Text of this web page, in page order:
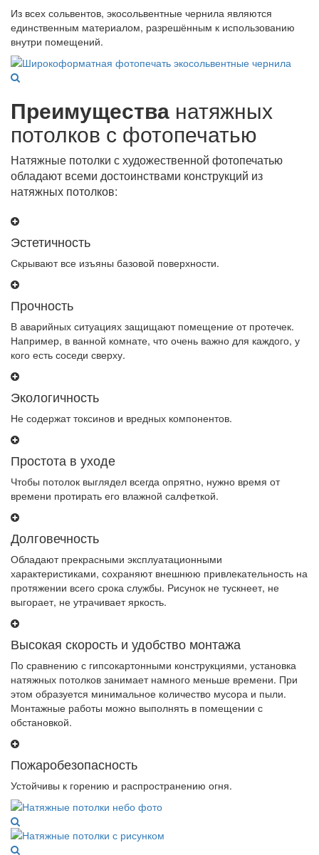
Из всех сольвентов, экосольвентные чернила являются
единственным материалом, разрешённым к использованию
внутри помещений.
Преимущества натяжных
потолков с фотопечатью
Натяжные потолки с художественной фотопечатью
обладают всеми достоинствами конструкций из
натяжных потолков:
Эстетичность
Скрывают все изъяны базовой поверхности.
Прочность
В аварийных ситуациях защищают помещение от протечек.
Например, в ванной комнате, что очень важно для каждого, у
кого есть соседи сверху.
Экологичность
Не содержат токсинов и вредных компонентов.
Простота в уходе
Чтобы потолок выглядел всегда опрятно, нужно время от
времени протирать его влажной салфеткой.
Долговечность
Обладают прекрасными эксплуатационными
характеристиками, сохраняют внешнюю привлекательность на
протяжении всего срока службы. Рисунок не тускнеет, не
выгорает, не утрачивает яркость.
Высокая скорость и удобство монтажа
По сравнению с гипсокартонными конструкциями, установка
натяжных потолков занимает намного меньше времени. При
этом образуется минимальное количество мусора и пыли.
Монтажные работы можно выполнять в помещении с
обстановкой.
Пожаробезопасность
Устойчивы к горению и распространению огня.